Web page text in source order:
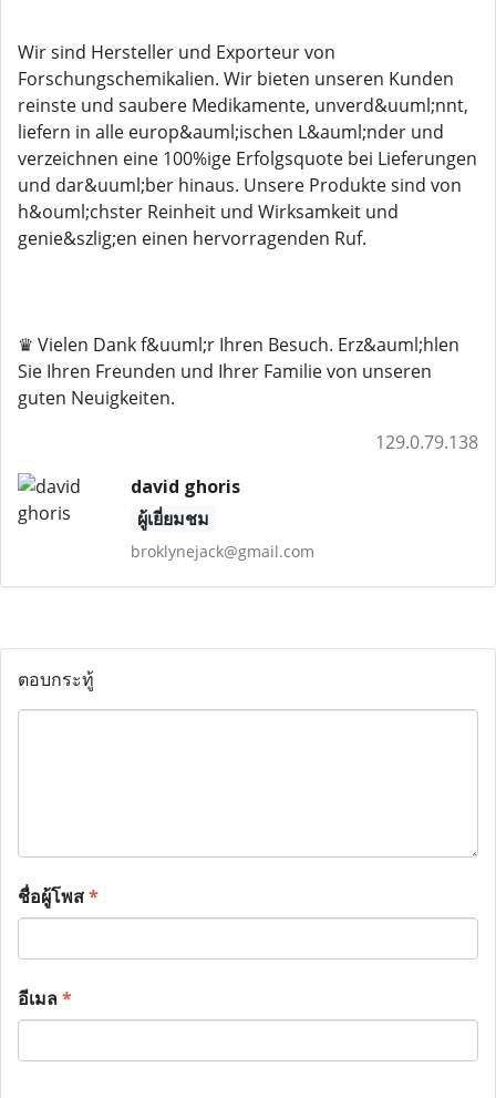
Wir sind Hersteller und Exporteur von
Forschungschemikalien. Wir bieten unseren Kunden
reinste und saubere Medikamente, unverd&uuml;nnt,
liefern in alle europ&auml;ischen L&auml;nder und
verzeichnen eine 100%ige Erfolgsquote bei Lieferungen
und dar&uuml;ber hinaus. Unsere Produkte sind von
h&ouml;chster Reinheit und Wirksamkeit und
genie&szlig;en einen hervorragenden Ruf.
♛ Vielen Dank f&uuml;r Ihren Besuch. Erz&auml;hlen
Sie Ihren Freunden und Ihrer Familie von unseren
guten Neuigkeiten.
129.0.79.138
david ghoris
ผู้เยี่ยมชม
broklynejack@gmail.com
ตอบกระทู้
ชื่อผู้โพส*
อีเมล*